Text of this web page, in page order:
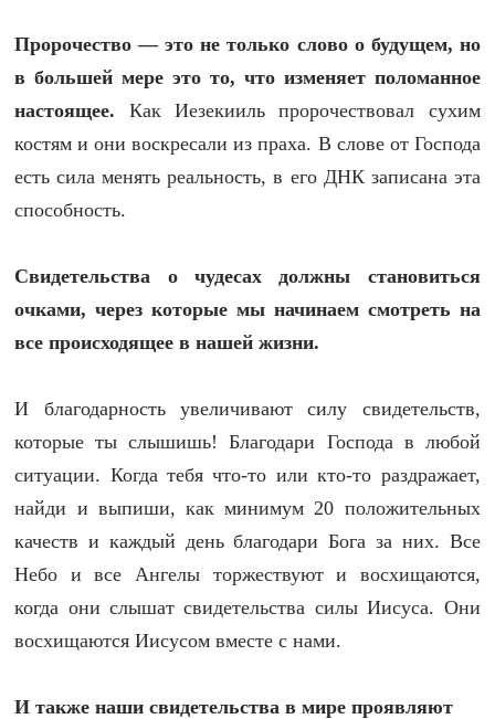
Пророчество — это не только слово о будущем, но
в большей мере это то, что изменяет поломанное
настоящее. Как Иезекииль пророчествовал сухим
костям и они воскресали из праха. В слове от Господа
есть сила менять реальность, в его ДНК записана эта
способность.
Свидетельства о чудесах должны становиться
очками, через которые мы начинаем смотреть на
все происходящее в нашей жизни.
И благодарность увеличивают силу свидетельств,
которые ты слышишь! Благодари Господа в любой
ситуации. Когда тебя что-то или кто-то раздражает,
найди и выпиши, как минимум 20 положительных
качеств и каждый день благодари Бога за них. Все
Небо и все Ангелы торжествуют и восхищаются,
когда они слышат свидетельства силы Иисуса. Они
восхищаются Иисусом вместе с нами.
И также наши свидетельства в мире проявляют